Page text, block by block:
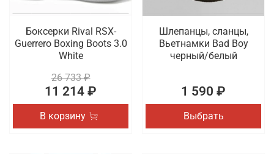
Боксерки Rival RSX-
Guerrero Boxing Boots 3.0
White
26 733 ₽
11 214 ₽
В корзину
Шлепанцы, сланцы,
Вьетнамки Bad Boy
черный/белый
1 590 ₽
Выбрать